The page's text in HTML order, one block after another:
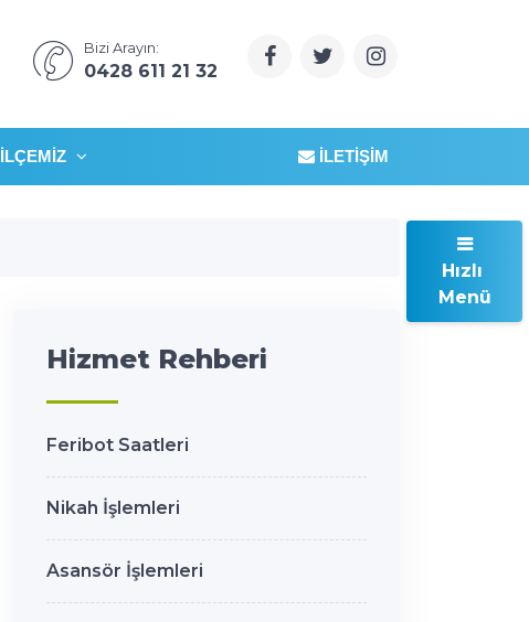
Bizi Arayın:
0428 611 21 32
İLÇEMIZ İLETIŞIM
Hizmet Rehberi
Feribot Saatleri
Nikah İşlemleri
Asansör İşlemleri
Hızlı
Menü